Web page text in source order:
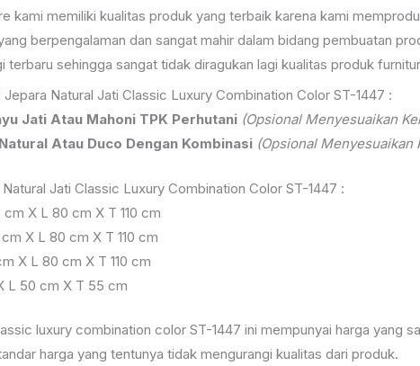
kami memiliki kualitas produk yang terbaik karena kami
berpengalaman dan sangat mahir dalam bidang pembuatan
sehingga sangat tidak diragukan lagi kualitas produk
Natural Jati Classic Luxury Combination Color ST-1447 :
Jati Atau Mahoni TPK Perhutani (Opsional Menyesuaikan
Atau Duco Dengan Kombinasi (Opsional Menyesuaikan
Natural Jati Classic Luxury Combination Color ST-1447 :
X L 80 cm X T 110 cm
X L 80 cm X T 110 cm
X L 80 cm X T 110 cm
L 50 cm X T 55 cm
luxury combination color ST-1447 ini mempunyai harga yang
harga yang tentunya tidak mengurangi kualitas dari produk.